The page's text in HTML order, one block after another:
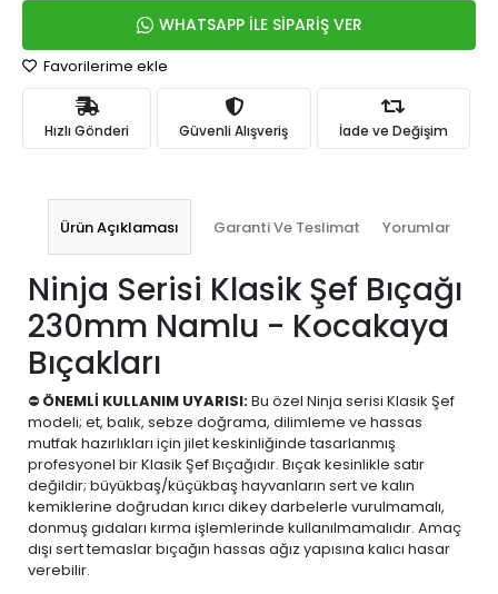
WHATSAPP İLE SİPARİŞ VER
Favorilerime ekle
Hızlı Gönderi Güvenli Alışveriş İade ve Değişim
Ürün Açıklaması Garanti Ve Teslimat Yorumlar
Ninja Serisi Klasik Şef Bıçağı
230mm Namlu - Kocakaya
Bıçakları
⛔ ÖNEMLİ KULLANIM UYARISI:Bu özel Ninja serisi Klasik Şef
modeli; et, balık, sebze doğrama, dilimleme ve hassas
mutfak hazırlıkları için jilet keskinliğinde tasarlanmış
profesyonel bir Klasik Şef Bıçağıdır. Bıçak kesinlikle satır
değildir; büyükbaş/küçükbaş hayvanların sert ve kalın
kemiklerine doğrudan kırıcı dikey darbelerle vurulmamalı,
donmuş gıdaları kırma işlemlerinde kullanılmamalıdır. Amaç
dışı sert temaslar bıçağın hassas ağız yapısına kalıcı hasar
verebilir.